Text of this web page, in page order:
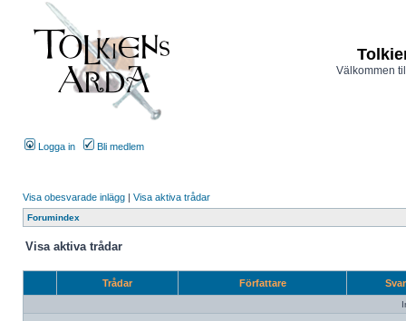
Välkommen
Logga in Bli medlem
Visa obesvarade inlägg | Visa aktiva trådar
Forumindex
Visa aktiva trådar
Trådar Författare